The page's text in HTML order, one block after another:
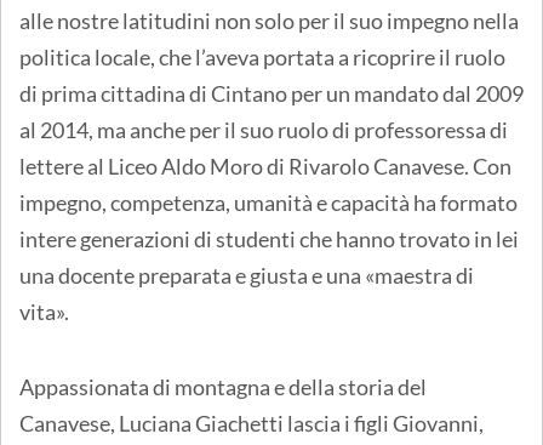
alle nostre latitudini non solo per il suo impegno nella
politica locale, che l’aveva portata a ricoprire il ruolo
di prima cittadina di Cintano per un mandato dal 2009
al 2014, ma anche per il suo ruolo di professoressa di
lettere al Liceo Aldo Moro di Rivarolo Canavese. Con
impegno, competenza, umanità e capacità ha formato
intere generazioni di studenti che hanno trovato in lei
una docente preparata e giusta e una «maestra di
vita».
Appassionata di montagna e della storia del
Canavese, Luciana Giachetti lascia i figli Giovanni,